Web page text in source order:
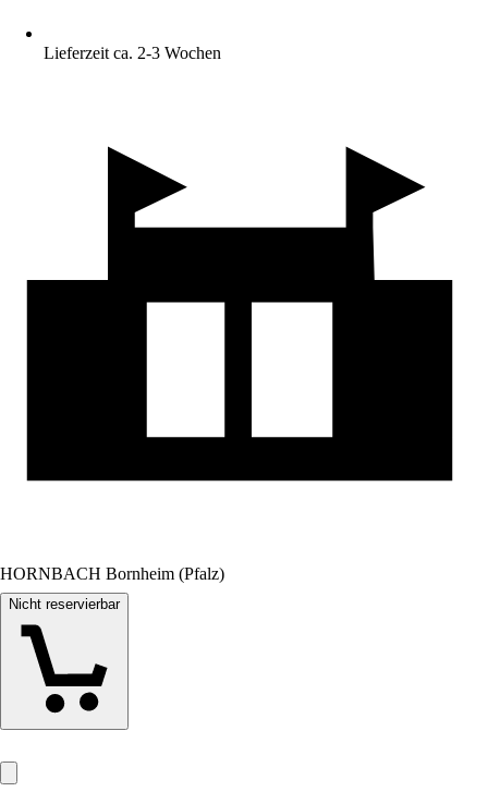
Lieferzeit ca. 2-3 Wochen
HORNBACH Bornheim (Pfalz)
Nicht reservierbar